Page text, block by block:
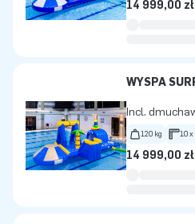
14 999,00 zł
WYSPA
Incl.
120 kg 10
14 999,00 zł